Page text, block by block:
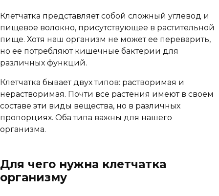
Клетчатка представляет собой сложный углевод и
пищевое волокно, присутствующее в растительной
пище. Хотя наш организм не может ее переварить,
но ее потребляют кишечные бактерии для
различных функций.
Клетчатка бывает двух типов: растворимая и
нерастворимая. Почти все растения имеют в своем
составе эти виды вещества, но в различных
пропорциях. Оба типа важны для нашего
организма.
Для чего нужна клетчатка
организму